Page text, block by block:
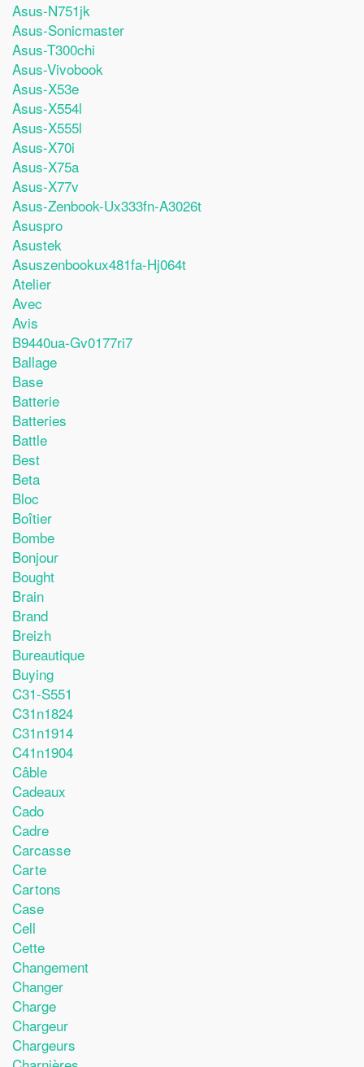
Asus-N751jk
Asus-Sonicmaster
Asus-T300chi
Asus-Vivobook
Asus-X53e
Asus-X554l
Asus-X555l
Asus-X70i
Asus-X75a
Asus-X77v
Asus-Zenbook-Ux333fn-A3026t
Asuspro
Asustek
Asuszenbookux481fa-Hj064t
Atelier
Avec
Avis
B9440ua-Gv0177ri7
Ballage
Base
Batterie
Batteries
Battle
Best
Beta
Bloc
Boîtier
Bombe
Bonjour
Bought
Brain
Brand
Breizh
Bureautique
Buying
C31-S551
C31n1824
C31n1914
C41n1904
Câble
Cadeaux
Cado
Cadre
Carcasse
Carte
Cartons
Case
Cell
Cette
Changement
Changer
Charge
Chargeur
Chargeurs